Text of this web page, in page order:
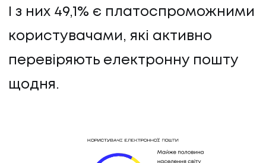
І з них 49,1% є платоспроможними
користувачами, які активно
перевіряють електронну пошту
щодня.
ПОСЛУГИ
ПОСЛУГИ
КЕЙСИ
ПРО НАС